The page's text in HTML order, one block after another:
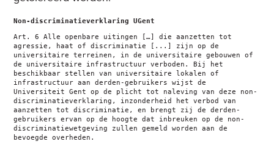
Non-discriminatieverklaring UGent
Art. 6 Alle openbare uitingen […] die aanzetten tot
agressie, haat of discriminatie [...] zijn op de
universitaire terreinen, in de universitaire gebouwen of
de universitaire infrastructuur verboden. Bij het
beschikbaar stellen van universitaire lokalen of
infrastructuur aan derden-gebruikers wijst de
Universiteit Gent op de plicht tot naleving van deze non-
discriminatieverklaring, inzonderheid het verbod van
aanzetten tot discriminatie, en brengt zij de derden-
gebruikers ervan op de hoogte dat inbreuken op de non-
discriminatiewetgeving zullen gemeld worden aan de
bevoegde overheden.